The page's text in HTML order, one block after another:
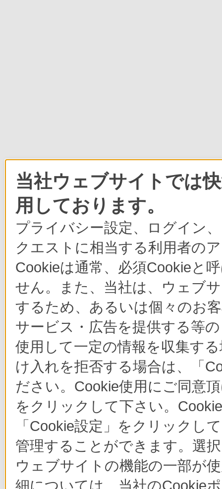
当社ウェブサイトでは
用しております。
プライバシー設定、ログイン
クエストに相当する利用者の
Cookieは通常、必須Cookieと
せん。また、当社は、ウェブ
するため、あるいは個々のお
サービス・広告を提供する等
使用して一定の情報を収集す
け入れを拒否する場合は、「
ださい。Cookie使用にご同意
をクリックして下さい。
「Cookie設定」をクリックし
管理することができます。選
ウェブサイトの機能の一部が
細については、当社のCookie